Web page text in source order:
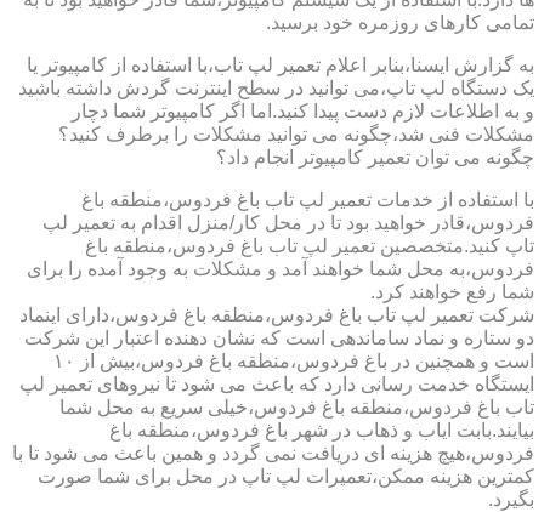
تمامی کارهای روزمره خود برسید.
به گزارش ایسنا،بنابر اعلام تعمیر لپ تاب،با استفاده از کامپیوتر یا
یک دستگاه لپ تاپ،می توانید در سطح اینترنت گردش داشته باشید
و به اطلاعات لازم دست پیدا کنید.اما اگر کامپیوتر شما دچار
مشکلات فنی شد،چگونه می توانید مشکلات را برطرف کنید؟
چگونه می توان تعمیر کامپیوتر انجام داد؟
با استفاده از خدمات تعمیر لپ تاب باغ فردوس،منطقه باغ
فردوس،قادر خواهید بود تا در محل کار/منزل اقدام به تعمیر لپ
تاپ کنید.متخصصین تعمیر لپ تاب باغ فردوس،منطقه باغ
فردوس،به محل شما خواهند آمد و مشکلات به وجود آمده را برای
شما رفع خواهند کرد.
شرکت تعمیر لپ تاب باغ فردوس،منطقه باغ فردوس،دارای اینماد
دو ستاره و نماد ساماندهی است که نشان دهنده اعتبار این شرکت
است و همچنین در باغ فردوس،منطقه باغ فردوس،بیش از ۱۰
ایستگاه خدمت رسانی دارد که باعث می شود تا نیروهای تعمیر لپ
تاب باغ فردوس،منطقه باغ فردوس،خیلی سریع به محل شما
بیایند.بابت ایاب و ذهاب در شهر باغ فردوس،منطقه باغ
فردوس،هیچ هزینه ای دریافت نمی گردد و همین باعث می شود تا با
کمترین هزینه ممکن،تعمیرات لپ تاپ در محل برای شما صورت
بگیرد.